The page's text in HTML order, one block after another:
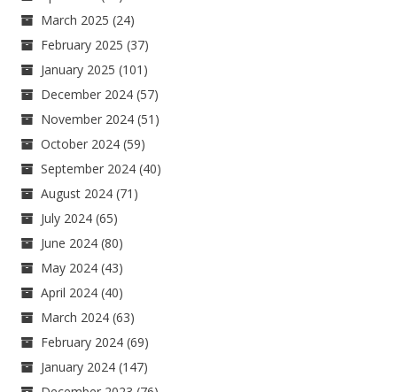
March 2025 (24)
February 2025 (37)
January 2025 (101)
December 2024 (57)
November 2024 (51)
October 2024 (59)
September 2024 (40)
August 2024 (71)
July 2024 (65)
June 2024 (80)
May 2024 (43)
April 2024 (40)
March 2024 (63)
February 2024 (69)
January 2024 (147)